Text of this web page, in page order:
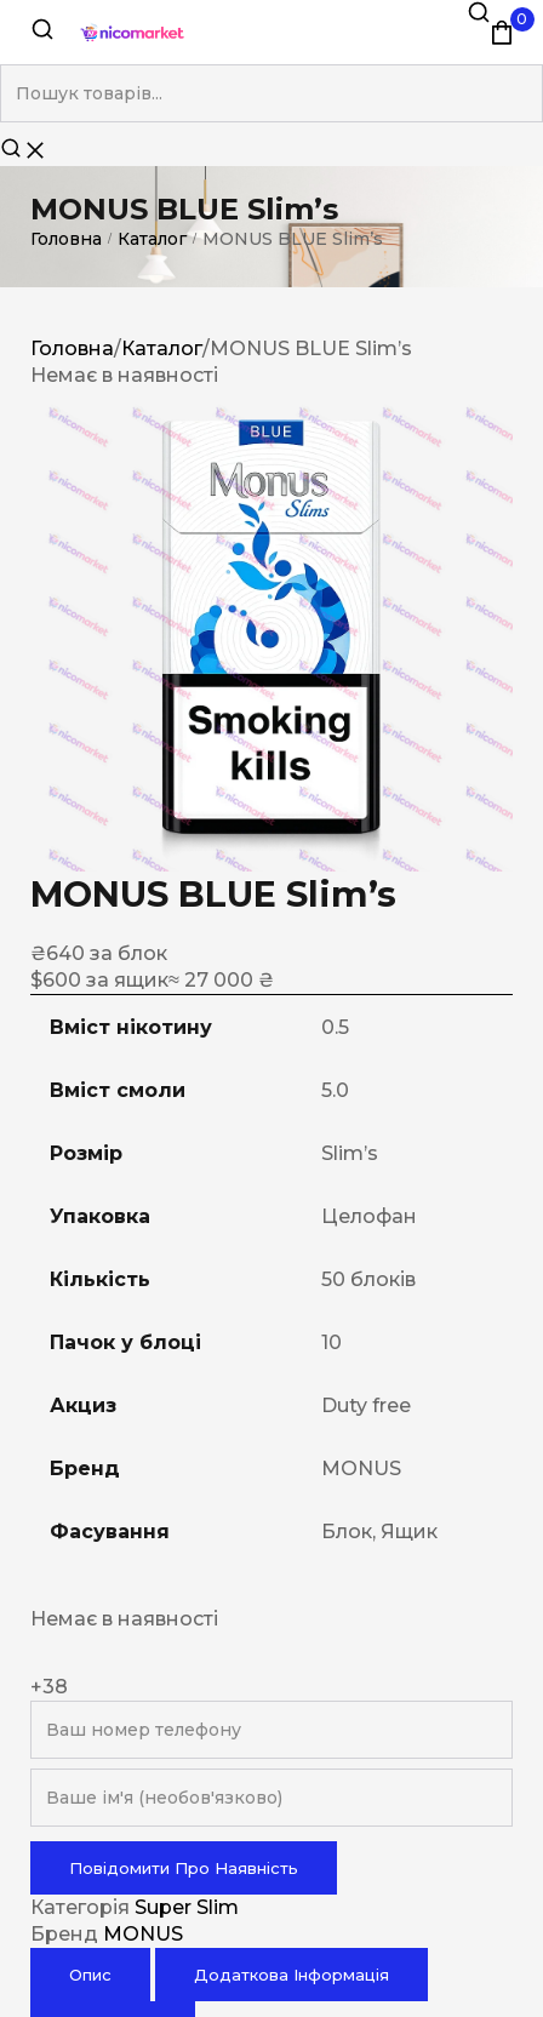
0
MONUS BLUE Slim’s
Головна / Каталог / MONUS BLUE Slim’s
Головна/Каталог/MONUS BLUE Slim’s
Немає в наявності
MONUS BLUE Slim’s
₴640 за блок
$600 за ящик≈ 27 000 ₴
Вміст нікотину 0.5
Вміст смоли 5.0
Розмір Slim’s
Упаковка Целофан
Кількість 50 блоків
Пачок у блоці 10
Акциз Duty free
Бренд MONUS
Фасування Блок, Ящик
Немає в наявності
+38
Повідомити Про Наявність
Категорія Super Slim
Бренд MONUS
Опис Додаткова Інформація